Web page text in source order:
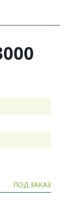
ПОД ЗАКАЗ